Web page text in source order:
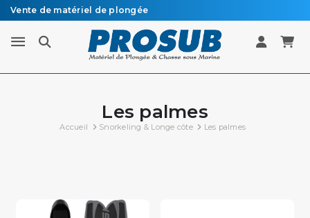
Vente de matériel de plongée
Livraison sous 48h à 72h en colissimo recommandé
Les palmes
Accueil Snorkeling & Longe côte Les palmes